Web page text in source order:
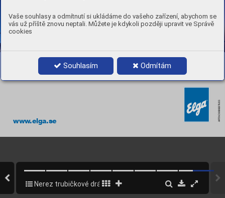
Vaše souhlasy a odmítnutí si ukládáme do vašeho zařízení, abychom se
vás už příště znovu neptali. Můžete je kdykoli později upravit ve Správě
cookies
Souhlasím Odmítám
ART
.NO 99990276/03
www.elga.se
Nerez trubičkové dráty CROMACORE